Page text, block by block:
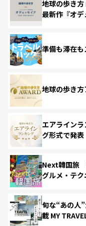
地球の歩き
最新作『オデ
準備も滞在
地球の歩き
エアライン
グ形式で発表
Next韓国旅
グルメ・テク
旬な“あの人
載 MY